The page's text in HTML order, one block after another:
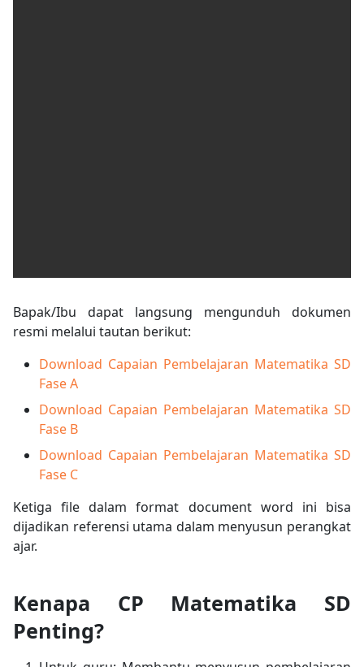
Bapak/Ibu dapat langsung mengunduh dokumen
resmi melalui tautan berikut:
Download Capaian Pembelajaran Matematika SD
Fase A
Download Capaian Pembelajaran Matematika SD
Fase B
Download Capaian Pembelajaran Matematika SD
Fase C
Ketiga file dalam format document word ini bisa
dijadikan referensi utama dalam menyusun perangkat
ajar.
Kenapa CP Matematika SD
Penting?